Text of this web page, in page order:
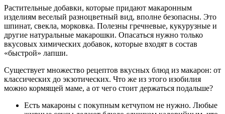
Растительные добавки, которые придают макаронным
изделиям веселый разноцветный вид, вполне безопасны. Это
шпинат, свекла, морковка. Полезны гречневые, кукурузные и
другие натуральные макарошки. Опасаться нужно только
вкусовых химических добавок, которые входят в состав
«быстрой» лапши.
Существует множество рецептов вкусных блюд из макарон: от
классических до экзотических. Что же из этого изобилия
можно кормящей маме, а от чего стоит держаться подальше?
Есть макароны с покупным кетчупом не нужно. Любые